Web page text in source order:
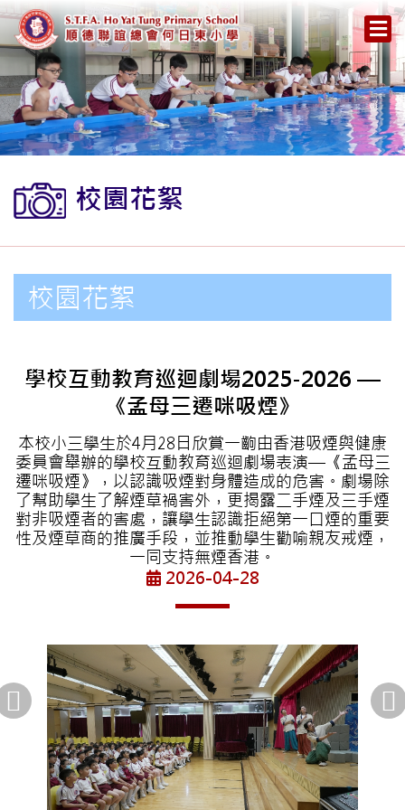
校園花絮
校園花絮
學校互動教育巡迴劇場2025-2026 —
《孟母三遷咪吸煙》
本校小三學生於4月28日欣賞一齣由香港吸煙與健康
委員會舉辦的學校互動教育巡迴劇場表演—《孟母三
遷咪吸煙》，以認識吸煙對身體造成的危害。劇場除
了幫助學生了解煙草禍害外，更揭露二手煙及三手煙
對非吸煙者的害處，讓學生認識拒絕第一口煙的重要
性及煙草商的推廣手段，並推動學生勸喻親友戒煙，
一同支持無煙香港。
2026-04-28